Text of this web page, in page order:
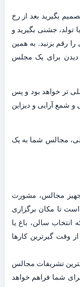
بگیرید بعد از رخ
تولد، جشنی بگیرید و
رقم بزنید. به همین
دیدن برای یک مجلس
تر خواهد بود و پس
شمع آرایی و دیزاین
مجالس شما به یک
مجالس، مشورت
تا مکان برگزاری
انتخاب سالن، باغ یا
وقت گیرترین کارها
تشریفات مجالس
برای شما فراهم خواهد